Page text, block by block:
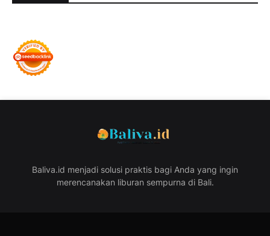
Baliva.id menjadi solusi praktis bagi Anda yang ingin
merencanakan liburan sempurna di Bali.